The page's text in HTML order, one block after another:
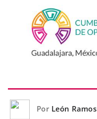
Por León Ramos